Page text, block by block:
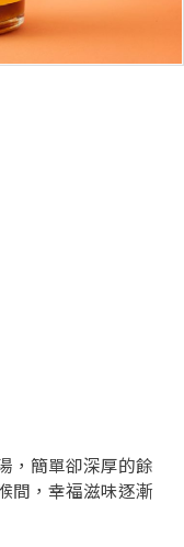
，簡單卻深厚的餘
間，幸福滋味逐漸